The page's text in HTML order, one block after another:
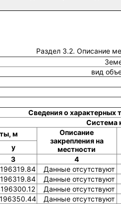
Раздел 3.2. Описание
вид
Сведения о характерных
Система
м
Описание
закрепления на
местности
y
3
4
Данные отсутствуют
Данные отсутствуют
Данные отсутствуют
Данные отсутствуют